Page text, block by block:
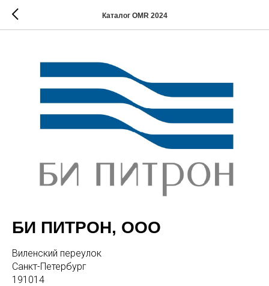
Каталог OMR 2024
БИ ПИТРОН, ООО
Виленский переулок
Санкт-Петербург
191014